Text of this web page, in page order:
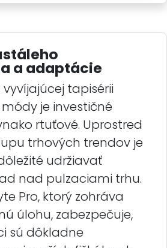
a adaptácie
tapisérii
je investičné
rtuťové. Uprostred
trhových trendov je
udržiavať
nad pulzaciami trhu.
Pro, ktorý zohráva
úlohu, zabezpečuje,
sú dôkladne